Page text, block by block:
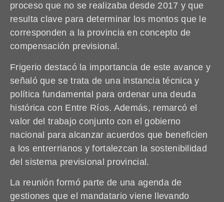
proceso que no se realizaba desde 2017 y que
resulta clave para determinar los montos que le
corresponden a la provincia en concepto de
compensación previsional.
Frigerio destacó la importancia de este avance y
señaló que se trata de una instancia técnica y
política fundamental para ordenar una deuda
histórica con Entre Ríos. Además, remarcó el
valor del trabajo conjunto con el gobierno
nacional para alcanzar acuerdos que beneficien
a los entrerrianos y fortalezcan la sostenibilidad
del sistema previsional provincial.
La reunión formó parte de una agenda de
gestiones que el mandatario viene llevando